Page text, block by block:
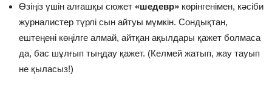
Өзіңіз үшін алғашқы сюжет «шедевр» көрінгенімен, кәсіби
журналистер түрлі сын айтуы мүмкін. Сондықтан,
ештеңені көңілге алмай, айтқан ақылдары қажет болмаса
да, бас шұлғып тыңдау қажет. (Келмей жатып, жау тауып
не қыласыз!)